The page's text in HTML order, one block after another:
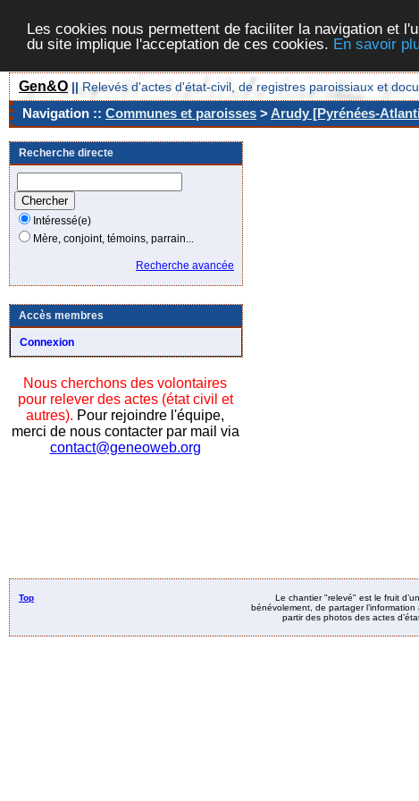
Les cookies nous permettent de faciliter la navigation et
du site implique l'acceptation de ces cookies. En savoir
Gen&O || Relevés d'actes d'état-civil, de registres paroissiaux et
Navigation :: Communes et paroisses >Arudy [Pyrénées-
Recherche directe
Intéressé(e)
Mère, conjoint, témoins, parrain...
Recherche avancée
Accès membres
Connexion
Nous cherchons des volontaires
pour relever des actes (état civil et
autres). Pour rejoindre l'équipe,
merci de nous contacter par mail via
contact@geneoweb.org
Top
Le chantier "relevé" est le fruit
bénévolement, de partager
partir des photos des actes